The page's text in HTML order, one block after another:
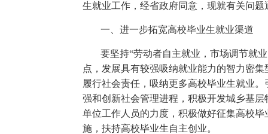
生就业工作，经省政府同意，现就有关问题
一、进一步拓宽高校毕业生就业渠道
要坚持“劳动者自主就业，市场调节就
点，发展具有较强吸纳就业能力的智力密
履行社会责任，吸纳更多高校毕业生就业
强和创新社会管理进程，积极开发城乡基
单位工作人员的力度，积极做好征集高校
施，扶持高校毕业生自主创业。